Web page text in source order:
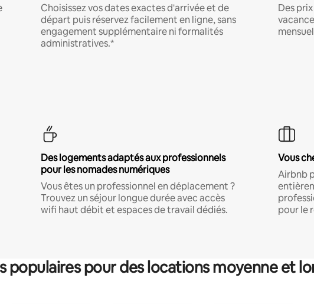
Choisissez vos dates exactes d'arrivée et de
départ puis réservez facilement en ligne, sans
engagement supplémentaire ni formalités
administratives.*
Des
Des logements adaptés aux professionnels
pour les nomades numériques
Vous êtes un professionnel en déplacement ?
Trouvez un séjour longue durée avec accès
wifi haut débit et espaces de travail dédiés.
Vous
Airbnb
pour le
populaires pour des locations moyenne et